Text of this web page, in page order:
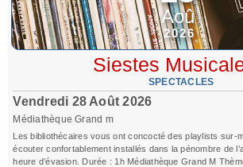
Aoû
2026
Siestes
SPECTACLES
Vendredi 28 Août 2026
Médiathèque Grand m
Les bibliothécaires vous ont concocté des playlists sur-
écouter confortablement installés dans la pénombre de
heure d’évasion. Durée : 1h Médiathèque Grand M